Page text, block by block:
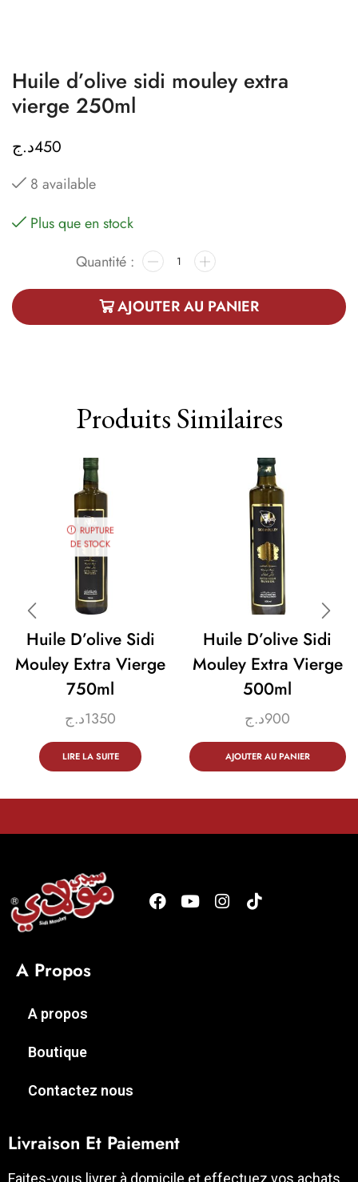
Huile d’olive sidi mouley extra
vierge 250ml
450د.ج
8 available
Plus que en stock
AJOUTER AU PANIER
Produits Similaires
RUPTURE
DE STOCK
Huile D’olive Sidi
Mouley Extra Vierge
750ml
1350د.ج
LIRE LA SUITE
Huile D’olive Sidi
Mouley Extra Vierge
500ml
900د.ج
AJOUTER AU PANIER
A Propos
A propos
Boutique
Contactez nous
Livraison Et Paiement
Faites-vous livrer à domicile et effectuez vos achats